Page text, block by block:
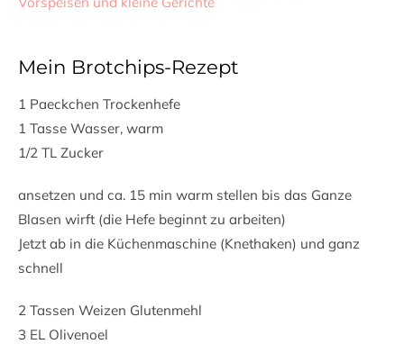
Mein Brotchips-Rezept
1 Paeckchen Trockenhefe
1 Tasse Wasser, warm
1/2 TL Zucker
ansetzen und ca. 15 min warm stellen bis das Ganze
Blasen wirft (die Hefe beginnt zu arbeiten)
Jetzt ab in die Küchenmaschine (Knethaken) und ganz
schnell
2 Tassen Weizen Glutenmehl
3 EL Olivenoel